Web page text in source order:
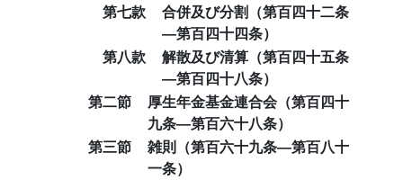
第七款
合併及び分割（第百四十二条
―第百四十四条）
第八款
解散及び清算（第百四十五条
―第百四十八条）
第二節
厚生年金基金連合会（第百四十
九条―第百六十八条）
第三節
雑則（第百六十九条―第百八十
一条）